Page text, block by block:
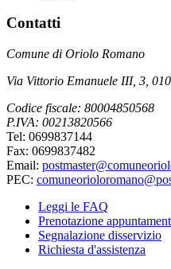
Contatti
Comune di Oriolo Romano
Via Vittorio Emanuele III, 3,
Codice fiscale: 80004850568
P.IVA: 00213820566
Tel: 0699837144
Fax: 0699837482
Email:
PEC:
Leggi le FAQ
Prenotazione
Segnalazione disservizio
Richiesta d'assistenza